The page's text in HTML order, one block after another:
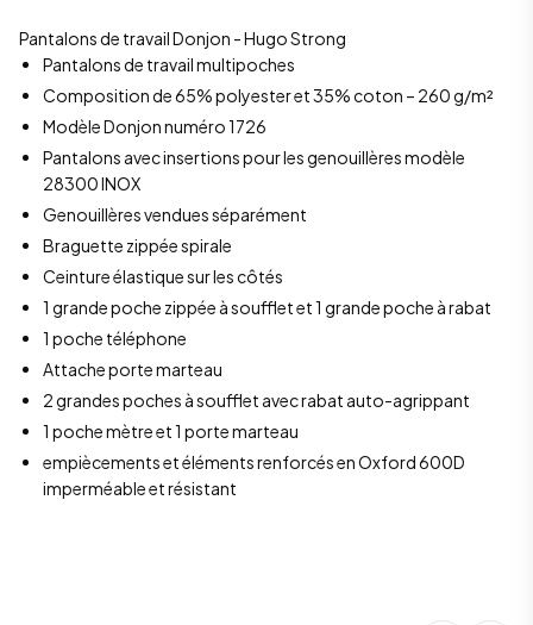
Pantalons de travail Donjon - Hugo Strong
Pantalons de travail multipoches
Composition de 65% polyester et 35% coton – 260 g/m²
Modèle Donjon numéro 1726
Pantalons avec insertions pour les genouillères modèle
28300 INOX
Genouillères vendues séparément
Braguette zippée spirale
Ceinture élastique sur les côtés
1 grande poche zippée à soufflet et 1 grande poche à rabat
1 poche téléphone
Attache porte marteau
2 grandes poches à soufflet avec rabat auto-agrippant
1 poche mètre et 1 porte marteau
empiècements et éléments renforcés en Oxford 600D
imperméable et résistant